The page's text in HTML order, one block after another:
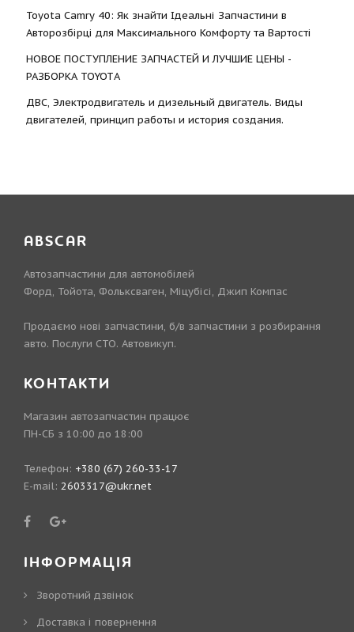
Toyota Camry 40: Як знайти Ідеальні Запчастини в
Авторозбірці для Максимального Комфорту та Вартості
НОВОЕ ПОСТУПЛЕНИЕ ЗАПЧАСТЕЙ И ЛУЧШИЕ ЦЕНЫ -
РАЗБОРКА TOYOTА
ДВС, Электродвигатель и дизельный двигатель. Виды
двигателей, принцип работы и история создания.
ABSCAR
Автозапчастини для автомобілей
Форд, Тойота, Фольксваген, Міцубісі, Джип Компас
Продаємо нові запчастини, б/в запчастини з розбирання
авто. Послуги СТО. Автовикуп.
КОНТАКТИ
Магазин автозапчастин працює
ПН-СБ з 10:00 до 18:00
Телефон: +380 (67) 260-33-17
E-mail: 2603317@ukr.net
ІНФОРМАЦІЯ
Зворотний дзвінок
Доставка і повернення